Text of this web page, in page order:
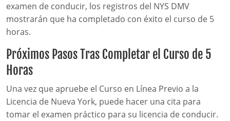
examen de conducir, los registros del NYS DMV
mostrarán que ha completado con éxito el curso de 5
horas.
Próximos Pasos Tras Completar el Curso de 5
Horas
Una vez que apruebe el Curso en Línea Previo a la
Licencia de Nueva York, puede hacer una cita para
tomar el examen práctico para su licencia de conducir.